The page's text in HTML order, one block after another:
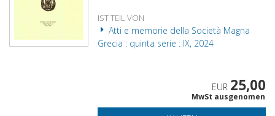
IST TEIL VON
Atti e memorie della Società Magna
Grecia : quinta serie : IX, 2024
EUR 25,00
MwSt ausgenomen